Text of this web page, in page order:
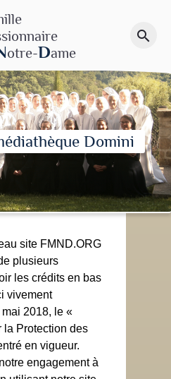
otre-Dame
search
un don
Domini
site FMND.ORG
plusieurs
les crédits en bas
vivement
2018, le «
la Protection des
en vigueur.
engagement à